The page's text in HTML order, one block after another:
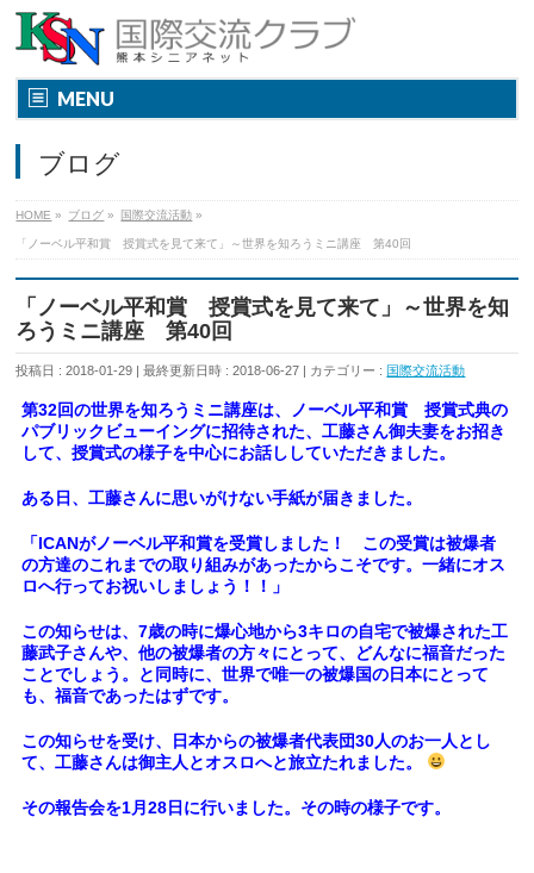
MENU
ブログ
HOME » ブログ » 国際交流活動 »
「ノーベル平和賞 授賞式を見て来て」～世界を知ろうミニ講座 第40回
「ノーベル平和賞 授賞式を見て来て」～世界を知
ろうミニ講座 第40回
投稿日 : 2018-01-29 最終更新日時 : 2018-06-27 カテゴリー : 国際交流活動
第32回の世界を知ろうミニ講座は、ノーベル平和賞 授賞式典の
パブリックビューイングに招待された、工藤さん御夫妻をお招き
して、授賞式の様子を中心にお話ししていただきました。
ある日、工藤さんに思いがけない手紙が届きました。
「ICANがノーベル平和賞を受賞しました！ この受賞は被爆者
の方達のこれまでの取り組みがあったからこそです。一緒にオス
ロへ行ってお祝いしましょう！！」
この知らせは、7歳の時に爆心地から3キロの自宅で被爆された工
藤武子さんや、他の被爆者の方々にとって、どんなに福音だった
ことでしょう。と同時に、世界で唯一の被爆国の日本にとって
も、福音であったはずです。
この知らせを受け、日本からの被爆者代表団30人のお一人とし
て、工藤さんは御主人とオスロへと旅立たれました。
その報告会を1月28日に行いました。その時の様子です。